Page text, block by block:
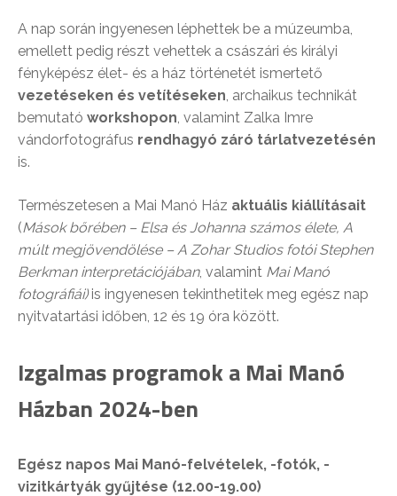
A nap során ingyenesen léphettek be a múzeumba,
emellett pedig részt vehettek a császári és királyi
fényképész élet- és a ház történetét ismertető
vezetéseken és vetítéseken, archaikus technikát
bemutató workshopon, valamint Zalka Imre
vándorfotográfus rendhagyó záró tárlatvezetésén
is.
Természetesen a Mai Manó Ház aktuális kiállításait
(Mások bőrében – Elsa és Johanna számos élete, A
múlt megjövendölése – A Zohar Studios fotói Stephen
Berkman interpretációjában, valamint Mai Manó
fotográfiái)is ingyenesen tekinthetitek meg egész nap
nyitvatartási időben, 12 és 19 óra között.
Izgalmas programok a Mai Manó
Házban 2024-ben
Egész napos Mai Manó-felvételek, -fotók, -
vizitkártyák gyűjtése (12.00-19.00)